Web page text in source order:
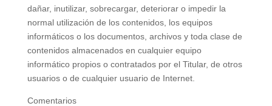
dañar, inutilizar, sobrecargar, deteriorar o impedir la
normal utilización de los contenidos, los equipos
informáticos o los documentos, archivos y toda clase de
contenidos almacenados en cualquier equipo
informático propios o contratados por el Titular, de otros
usuarios o de cualquier usuario de Internet.
Comentarios